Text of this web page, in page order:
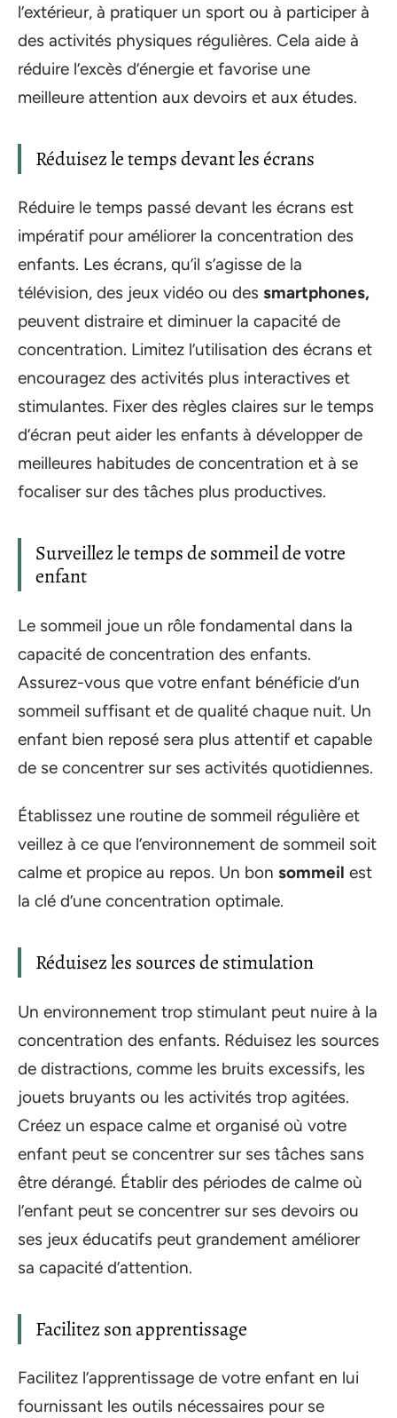
l’extérieur, à pratiquer un sport ou à participer à
des activités physiques régulières. Cela aide à
réduire l’excès d’énergie et favorise une
meilleure attention aux devoirs et aux études.
Réduisez le temps devant les écrans
Réduire le temps passé devant les écrans est
impératif pour améliorer la concentration des
enfants. Les écrans, qu’il s’agisse de la
télévision, des jeux vidéo ou des smartphones,
peuvent distraire et diminuer la capacité de
concentration. Limitez l’utilisation des écrans et
encouragez des activités plus interactives et
stimulantes. Fixer des règles claires sur le temps
d’écran peut aider les enfants à développer de
meilleures habitudes de concentration et à se
focaliser sur des tâches plus productives.
Surveillez le temps de sommeil de votre
enfant
Le sommeil joue un rôle fondamental dans la
capacité de concentration des enfants.
Assurez-vous que votre enfant bénéficie d’un
sommeil suffisant et de qualité chaque nuit. Un
enfant bien reposé sera plus attentif et capable
de se concentrer sur ses activités quotidiennes.
Établissez une routine de sommeil régulière et
veillez à ce que l’environnement de sommeil soit
calme et propice au repos. Un bon sommeil est
la clé d’une concentration optimale.
Réduisez les sources de stimulation
Un environnement trop stimulant peut nuire à la
concentration des enfants. Réduisez les sources
de distractions, comme les bruits excessifs, les
jouets bruyants ou les activités trop agitées.
Créez un espace calme et organisé où votre
enfant peut se concentrer sur ses tâches sans
être dérangé. Établir des périodes de calme où
l’enfant peut se concentrer sur ses devoirs ou
ses jeux éducatifs peut grandement améliorer
sa capacité d’attention.
Facilitez son apprentissage
Facilitez l’apprentissage de votre enfant en lui
fournissant les outils nécessaires pour se